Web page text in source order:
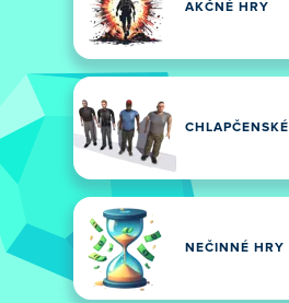
AKČNÉ HRY
NEČINNÉ HRY